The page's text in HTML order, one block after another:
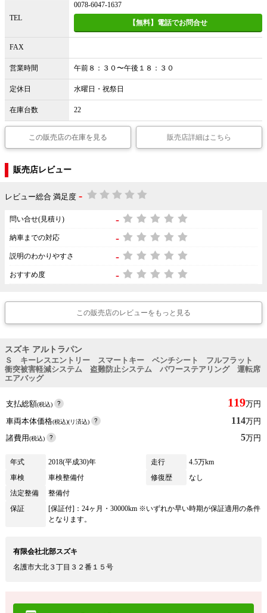
TEL
0078-6047-1637
【無料】電話でお問合せ
FAX
営業時間 午前８：３０〜午後１８：３０
定休日 水曜日・祝祭日
在庫台数 22
この販売店の在庫を見る 販売店詳細はこちら
販売店レビュー
レビュー総合 満足度 -
問い合せ(見積り) -
納車までの対応 -
説明のわかりやすさ -
おすすめ度 -
この販売店のレビューをもっと見る
スズキ アルトラパン
Ｓ キーレスエントリー スマートキー ベンチシート フルフラット
衝突被害軽減システム 盗難防止システム パワーステアリング 運転席
エアバッグ
支払総額(税込) 119万円
車両本体価格(税込)(リ済込) 114万円
諸費用(税込) 5万円
年式 2018(平成30)年 走行
4.5万km
車検
車検整備付 修復歴
なし
法定整備
整備付
保証
[保証付]：24ヶ月・30000km ※いずれか早い時期が保証適用の条件
となります。
有限会社北部スズキ
名護市大北３丁目３２番１５号